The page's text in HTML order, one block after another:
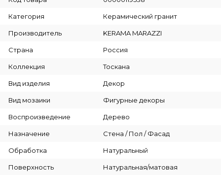
Категория Керамический гранит
Производитель KERAMA MARAZZI
Страна Россия
Коллекция Тоскана
Вид изделия Декор
Вид мозаики Фигурные декоры
Воспроизведение Дерево
Назначение Стена / Пол / Фасад
Обработка Натуральный
Поверхность Натуральная/матовая